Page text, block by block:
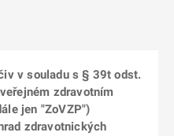
v souladu s § 39t odst.
zdravotním
jen "ZoVZP")
zdravotnických